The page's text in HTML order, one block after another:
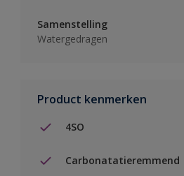
Samenstelling
Watergedragen
Product kenmerken
4SO
Carbonatatieremmend